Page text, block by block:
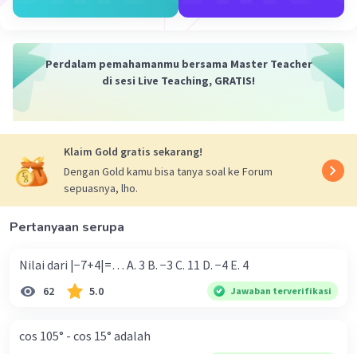
Perdalam pemahamanmu bersama Master Teacher
di sesi Live Teaching, GRATIS!
Klaim Gold gratis sekarang!
Dengan Gold kamu bisa tanya soal ke Forum
sepuasnya, lho.
Pertanyaan serupa
Nilai dari |−7+4|=… A. 3 B. −3 C. 11 D. −4 E. 4
62 5.0 Jawaban terverifikasi
cos 105° - cos 15° adalah